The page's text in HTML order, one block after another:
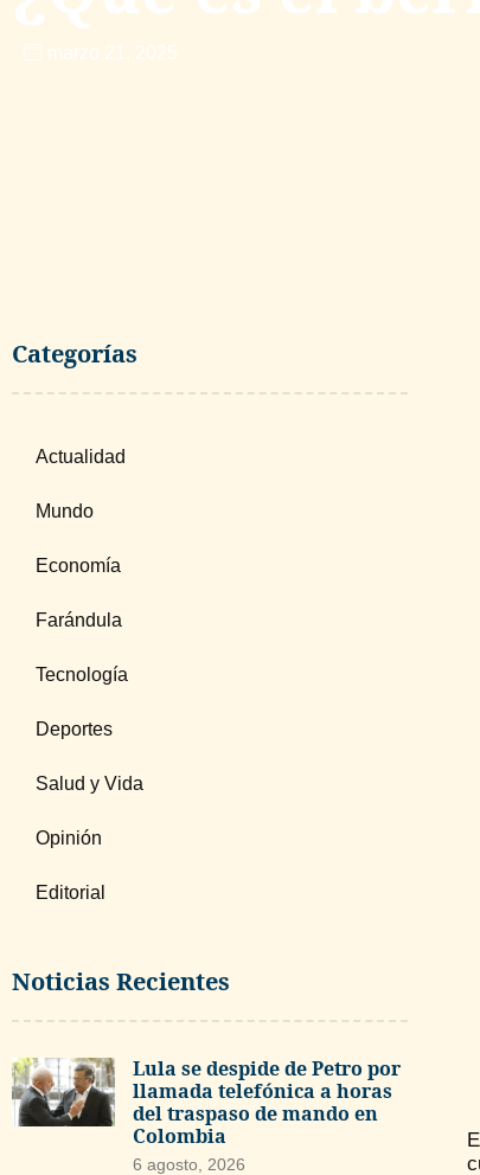
marzo 21, 2025
Categorías
Actualidad
Mundo
Economía
Farándula
Tecnología
Deportes
Salud y Vida
Opinión
Editorial
Noticias Recientes
Lula se despide de Petro por
llamada telefónica a horas
del traspaso de mando en
Colombia
6 agosto, 2026